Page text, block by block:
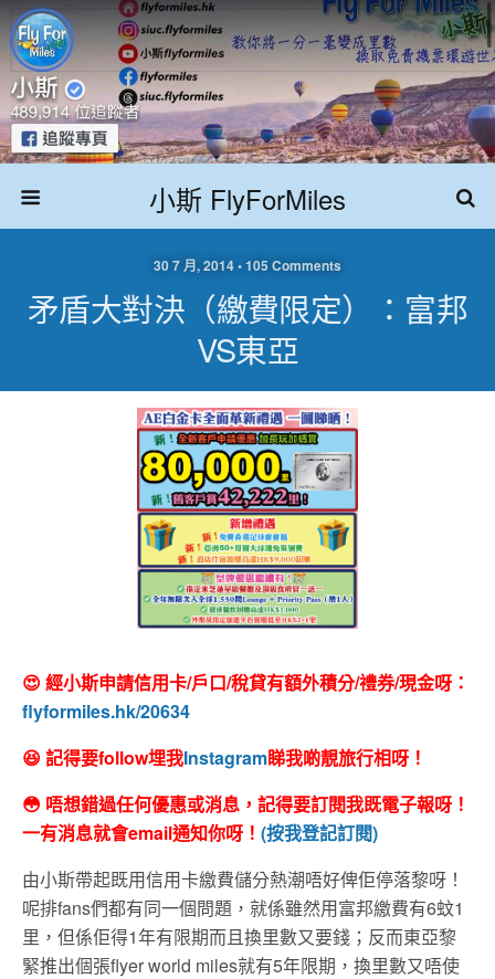
小斯 FlyForMiles
30 7 月, 2014 • 105 Comments
矛盾大對決（繳費限定）：富邦
VS東亞
😍 經小斯申請信用卡/戶口/稅貸有額外積分/禮券/現金呀：
flyformiles.hk/20634
😆 記得要follow埋我Instagram睇我啲靚旅行相呀！
😳 唔想錯過任何優惠或消息，記得要訂閱我既電子報呀！
一有消息就會email通知你呀！ (按我登記訂閱)
由小斯帶起既用信用卡繳費儲分熱潮唔好俾佢停落黎呀！
呢排fans們都有同一個問題，就係雖然用富邦繳費有6蚊1
里，但係佢得1年有限期而且換里數又要錢；反而東亞黎
緊推出個張flyer world miles就有5年限期，換里數又唔使